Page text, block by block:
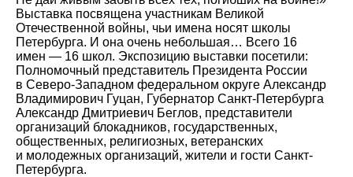
Выставка посвящена участникам Великой
Отечественной войны, чьи имена носят школы
Петербурга. И она очень небольшая… Всего 16
имен — 16 школ. Экспозицию выставки посетили:
Полномочный представитель Президента России
в Северо-Западном федеральном округе Александр
Владимирович Гуцан, Губернатор Санкт-Петербурга
Александр Дмитриевич Беглов, представители
организаций блокадников, государственных,
общественных, религиозных, ветеранских
и молодежных организаций, жители и гости Санкт-
Петербурга.